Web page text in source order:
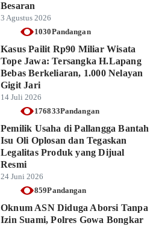
Besaran
3 Agustus 2026
1030Pandangan
Kasus Pailit Rp90 Miliar Wisata
Tope Jawa: Tersangka H.Lapang
Bebas Berkeliaran, 1.000 Nelayan
Gigit Jari
14 Juli 2026
176833Pandangan
Pemilik Usaha di Pallangga Bantah
Isu Oli Oplosan dan Tegaskan
Legalitas Produk yang Dijual
Resmi
24 Juni 2026
859Pandangan
Oknum ASN Diduga Aborsi Tanpa
Izin Suami, Polres Gowa Bongkar